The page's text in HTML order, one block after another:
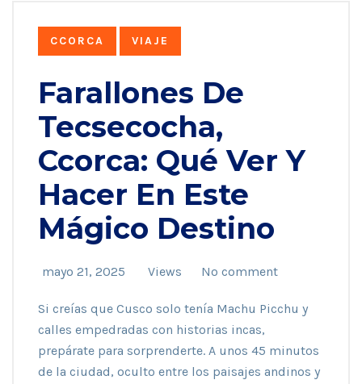
CCORCA VIAJE
Farallones De
Tecsecocha,
Ccorca: Qué Ver Y
Hacer En Este
Mágico Destino
mayo 21, 2025 Views No comment
Si creías que Cusco solo tenía Machu Picchu y
calles empedradas con historias incas,
prepárate para sorprenderte. A unos 45 minutos
de la ciudad, oculto entre los paisajes andinos y